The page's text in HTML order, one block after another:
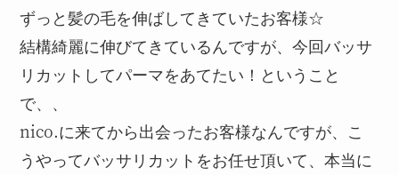
ずっと髪の毛を伸ばしてきていたお客様☆
結構綺麗に伸びてきているんですが、今回バッサ
リカットしてパーマをあてたい！ということ
で、、
nico.に来てから出会ったお客様なんですが、こ
うやってバッサリカットをお任せ頂いて、本当に